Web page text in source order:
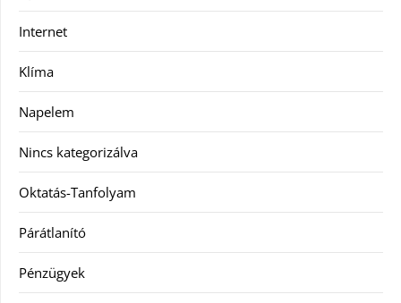
Internet
Klíma
Napelem
Nincs kategorizálva
Oktatás-Tanfolyam
Párátlanító
Pénzügyek